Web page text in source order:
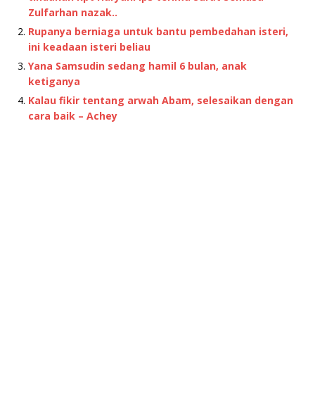
Zulfarhan nazak..
Rupanya berniaga untuk bantu pembedahan isteri,
ini keadaan isteri beliau
Yana Samsudin sedang hamil 6 bulan, anak
ketiganya
Kalau fikir tentang arwah Abam, selesaikan dengan
cara baik – Achey